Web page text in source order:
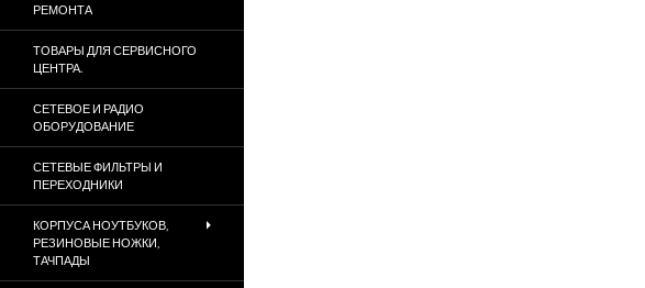
РЕМОНТА
ТОВАРЫ ДЛЯ СЕРВИСНОГО
ЦЕНТРА.
СЕТЕВОЕ И РАДИО
ОБОРУДОВАНИЕ
СЕТЕВЫЕ ФИЛЬТРЫ И
ПЕРЕХОДНИКИ
КОРПУСА НОУТБУКОВ,
РЕЗИНОВЫЕ НОЖКИ,
ТАЧПАДЫ